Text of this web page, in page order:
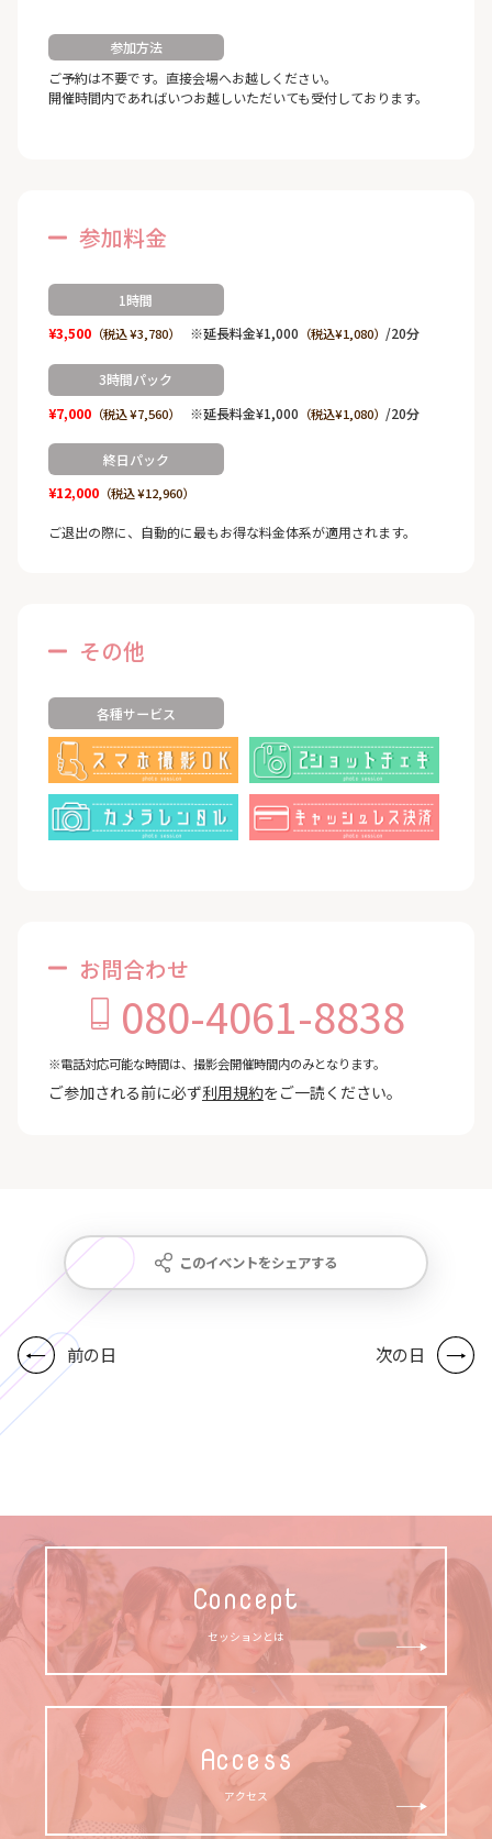
参加方法
ご予約は不要です。直接会場へお越しください。
開催時間内であればいつお越しいただいても受付しております。
参加料金
1時間
¥3,500（税込 ¥3,780） ※延長料金¥1,000 （税込¥1,080） /20分
3時間パック
¥7,000（税込 ¥7,560） ※延長料金¥1,000 （税込¥1,080） /20分
終日パック
¥12,000（税込 ¥12,960）
ご退出の際に、自動的に最もお得な料金体系が適用されます。
その他
各種サービス
お問合わせ
080-4061-8838
※電話対応可能な時間は、撮影会開催時間内のみとなります。
ご参加される前に必ず利用規約をご一読ください。
このイベントをシェアする
前の日 次の日
Concept
セッションとは
Access
アクセス